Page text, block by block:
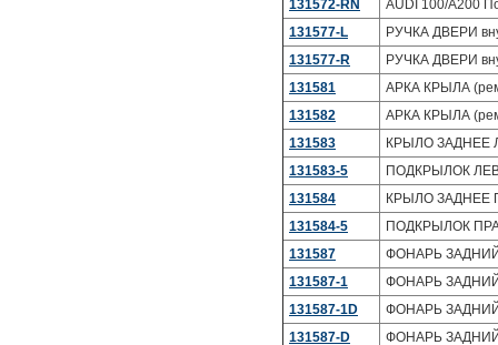
131572-RN
AUDI 100/A200
131577-L
РУЧКА ДВЕРИ
131577-R
РУЧКА ДВЕРИ
131581
АРКА КРЫЛА
131582
АРКА КРЫЛА
131583
КРЫЛО ЗАДНЕЕ
131583-5
ПОДКРЫЛОК
131584
КРЫЛО ЗАДНЕЕ
131584-5
ПОДКРЫЛОК
131587
ФОНАРЬ
131587-1
ФОНАРЬ ЗАДНИЙ
131587-1D
ФОНАРЬ
131587-D
ФОНАРЬ